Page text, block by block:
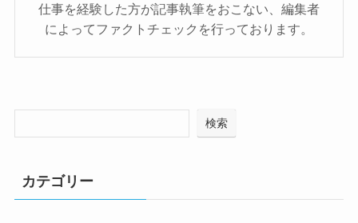
仕事を経験した方が記事執筆をおこない、編集者
によってファクトチェックを行っております。
検索
カテゴリー